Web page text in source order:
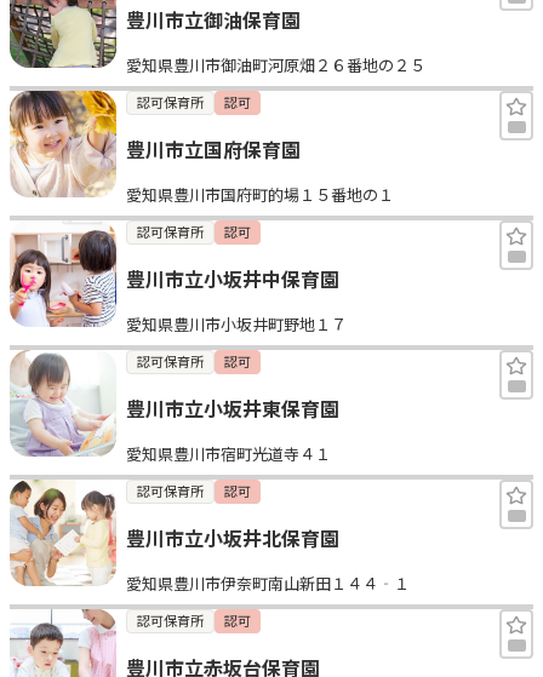
豊川市立御油保育園
愛知県豊川市御油町河原畑２６番地の２５
認可保育所 認可
豊川市立国府保育園
愛知県豊川市国府町的場１５番地の１
認可保育所 認可
豊川市立小坂井中保育園
愛知県豊川市小坂井町野地１７
認可保育所 認可
豊川市立小坂井東保育園
愛知県豊川市宿町光道寺４１
認可保育所 認可
豊川市立小坂井北保育園
愛知県豊川市伊奈町南山新田１４４‐１
認可保育所 認可
豊川市立赤坂台保育園